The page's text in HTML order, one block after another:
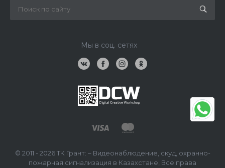
Мы в соц. сетях
© 2011 - 2026 ТК Грант: – Видеонаблюдение, скуд, охранно-
пожарная сигнализация в Казахстане, Все права